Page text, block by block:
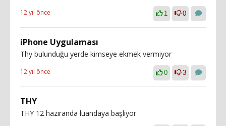
12 yıl önce 1 0
iPhone Uygulaması
Thy bulunduğu yerde kimseye ekmek vermiyor
12 yıl önce 0 3
THY
THY 12 haziranda luandaya başlıyor